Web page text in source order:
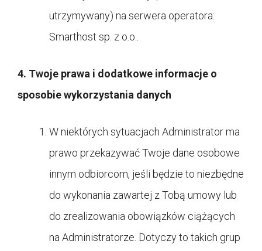
utrzymywany) na serwera operatora:
Smarthost sp. z o.o..
4. Twoje prawa i dodatkowe informacje o
sposobie wykorzystania danych
W niektórych sytuacjach Administrator ma
prawo przekazywać Twoje dane osobowe
innym odbiorcom, jeśli będzie to niezbędne
do wykonania zawartej z Tobą umowy lub
do zrealizowania obowiązków ciążących
na Administratorze. Dotyczy to takich grup